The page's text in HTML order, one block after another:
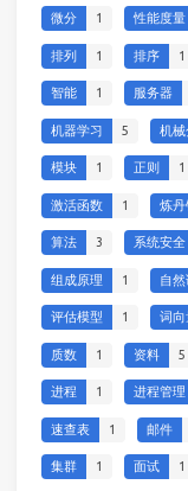
微分 1 性能度量
排列 1 排序 1
智能 1 服务器
机器学习 5 机械
模块 1 正则 1
激活函数 1 炼丹
算法 3 系统安全
组成原理 1 自
评估模型 1 词向
质数 1 资料 5
进程 1 进程管理
速查表 1 邮件
集群 1 面试 1